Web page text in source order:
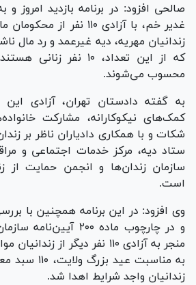
صالحی افزود: در برنامه بازدید
غدیر خم، با آزادی ۱۱۰
زندانیان مهریه، دیه غیرعمد و رد مال
که از این تعداد، ۱۰
محسوب می‌شوند.
به گفته دادستان تهران، آزادی این
کمک‌های نیکوکارانه، مشارکت
شکات و با همکاری دادیاران ناظر بر
ستاد دیه، مرکز خدمات اجتماعی و
سازمان زندان‌ها و انجمن حمایت از
است.
وی افزود: در این برنامه همچنین با
و در چارچوب ماده ۲۰۰
منجر به آزادی ۱۱۰ نفر دیگر از
به مناسبت
زندانیان واجد شرایط اهدا شد.